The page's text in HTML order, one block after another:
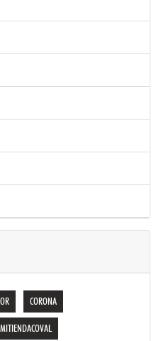
CORONA
MITIENDACOVAL